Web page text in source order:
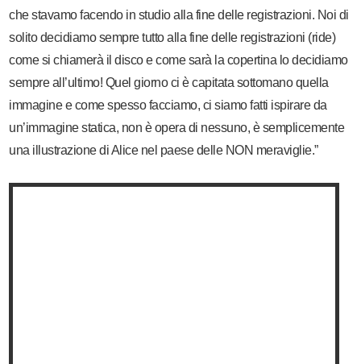
che stavamo facendo in studio alla fine delle registrazioni. Noi di
solito decidiamo sempre tutto alla fine delle registrazioni (ride)
come si chiamerà il disco e come sarà la copertina lo decidiamo
sempre all’ultimo! Quel giorno ci è capitata sottomano quella
immagine e come spesso facciamo, ci siamo fatti ispirare da
un’immagine statica, non è opera di nessuno, è semplicemente
una illustrazione di Alice nel paese delle NON meraviglie.”